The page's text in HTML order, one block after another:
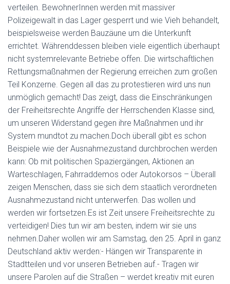
verteilen. BewohnerInnen werden mit massiver
Polizeigewalt in das Lager gesperrt und wie Vieh behandelt,
beispielsweise werden Bauzäune um die Unterkunft
errichtet. Währenddessen bleiben viele eigentlich überhaupt
nicht systemrelevante Betriebe offen. Die wirtschaftlichen
Rettungsmaßnahmen der Regierung erreichen zum großen
Teil Konzerne. Gegen all das zu protestieren wird uns nun
unmöglich gemacht! Das zeigt, dass die Einschränkungen
der Freiheitsrechte Angriffe der Herrschenden Klasse sind,
um unseren Widerstand gegen ihre Maßnahmen und ihr
System mundtot zu machen.Doch überall gibt es schon
Beispiele wie der Ausnahmezustand durchbrochen werden
kann: Ob mit politischen Spaziergängen, Aktionen an
Warteschlagen, Fahrraddemos oder Autokorsos – Überall
zeigen Menschen, dass sie sich dem staatlich verordneten
Ausnahmezustand nicht unterwerfen. Das wollen und
werden wir fortsetzen.Es ist Zeit unsere Freiheitsrechte zu
verteidigen! Dies tun wir am besten, indem wir sie uns
nehmen.Daher wollen wir am Samstag, den 25. April in ganz
Deutschland aktiv werden:- Hängen wir Transparente in
Stadtteilen und vor unseren Betrieben auf.- Tragen wir
unsere Parolen auf die Straßen – werdet kreativ mit euren